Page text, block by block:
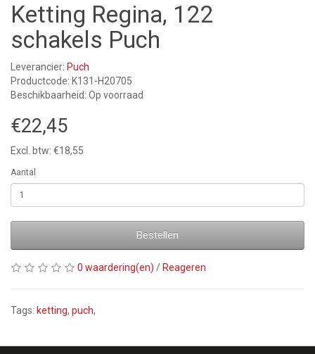
Ketting Regina, 122
schakels Puch
Leverancier: Puch
Productcode: K131-H20705
Beschikbaarheid: Op voorraad
€22,45
Excl. btw: €18,55
Aantal
Bestellen
0 waardering(en) / Reageren
Tags: ketting, puch,